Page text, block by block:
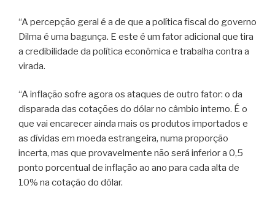
“A percepção geral é a de que a política fiscal do governo
Dilma é uma bagunça. E este é um fator adicional que tira
a credibilidade da política econômica e trabalha contra a
virada.
“A inflação sofre agora os ataques de outro fator: o da
disparada das cotações do dólar no câmbio interno. É o
que vai encarecer ainda mais os produtos importados e
as dívidas em moeda estrangeira, numa proporção
incerta, mas que provavelmente não será inferior a 0,5
ponto porcentual de inflação ao ano para cada alta de
10% na cotação do dólar.